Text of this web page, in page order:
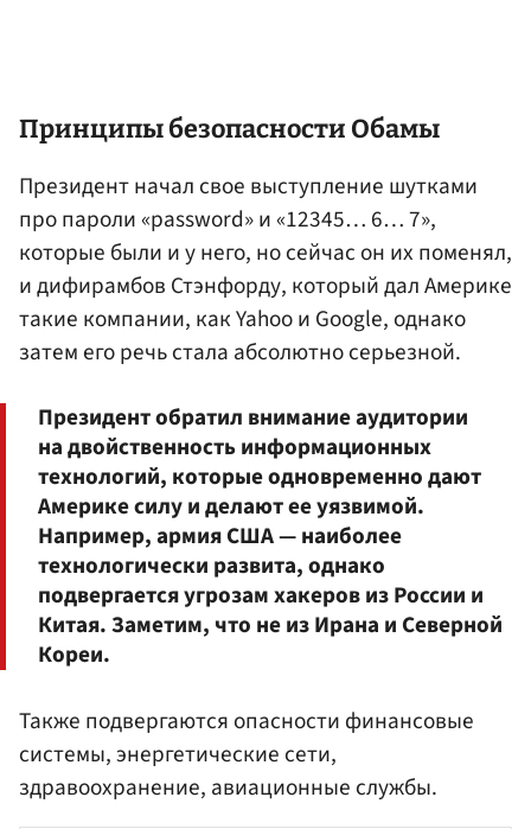
Принципы безопасности Обамы
Президент начал свое выступление шутками
про пароли «password» и «12345… 6… 7»,
которые были и у него, но сейчас он их поменял,
и дифирамбов Стэнфорду, который дал Америке
такие компании, как Yahoo и Google, однако
затем его речь стала абсолютно серьезной.
Президент обратил внимание аудитории
на двойственность информационных
технологий, которые одновременно дают
Америке силу и делают ее уязвимой.
Например, армия США — наиболее
технологически развита, однако
подвергается угрозам хакеров из России и
Китая. Заметим, что не из Ирана и Северной
Кореи.
Также подвергаются опасности финансовые
системы, энергетические сети,
здравоохранение, авиационные службы.